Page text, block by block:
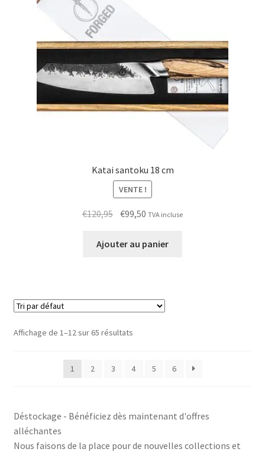
Katai santoku 18 cm
VENTE !
€120,95 Le
initial
€99,50 Le
actuel
TVA incluse
Ajouter au panier
Affichage de 1–12 sur 65 résultats
1 2 3 4 5 6
Déstockage - Bénéficiez dès maintenant d'offres
alléchantes
Nous faisons de la place pour de nouvelles collections et